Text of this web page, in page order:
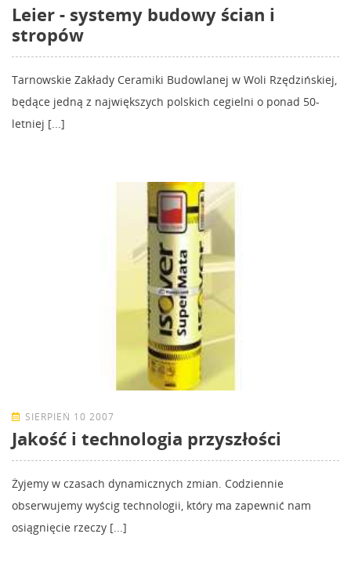
Leier - systemy budowy ścian i
stropów
Tarnowskie Zakłady Ceramiki Budowlanej w Woli Rzędzińskiej,
będące jedną z największych polskich cegielni o ponad 50-
letniej [...]
SIERPIEŃ 10 2007
Jakość i technologia przyszłości
Żyjemy w czasach dynamicznych zmian. Codziennie
obserwujemy wyścig technologii, który ma zapewnić nam
osiągnięcie rzeczy [...]